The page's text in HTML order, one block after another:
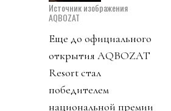
Источник изображения
AQBOZAT
Еще до официального
открытия AQBOZAT
Resort стал
победителем
национальной премии